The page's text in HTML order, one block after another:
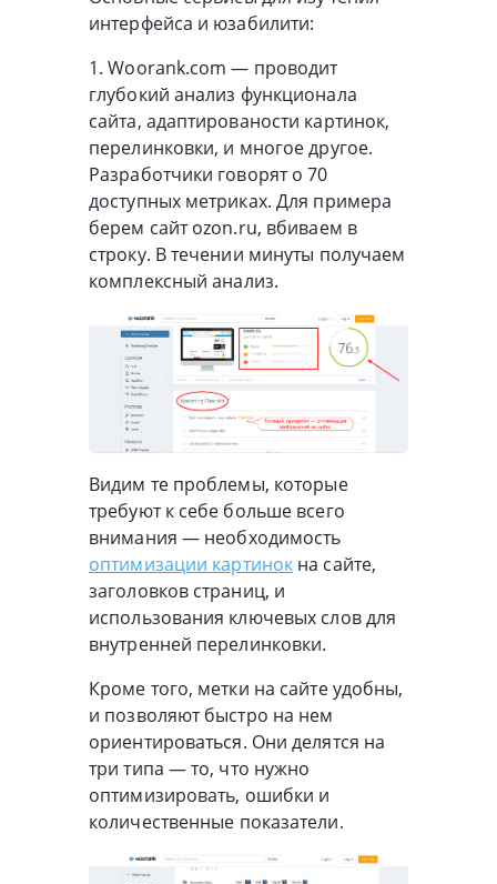
интерфейса и юзабилити:
1. Woorank.com — проводит
глубокий анализ функционала
сайта, адаптированости картинок,
перелинковки, и многое другое.
Разработчики говорят о 70
доступных метриках. Для примера
берем сайт ozon.ru, вбиваем в
строку. В течении минуты получаем
комплексный анализ.
Видим те проблемы, которые
требуют к себе больше всего
внимания — необходимость
оптимизации картинок на сайте,
заголовков страниц, и
использования ключевых слов для
внутренней перелинковки.
Кроме того, метки на сайте удобны,
и позволяют быстро на нем
ориентироваться. Они делятся на
три типа — то, что нужно
оптимизировать, ошибки и
количественные показатели.